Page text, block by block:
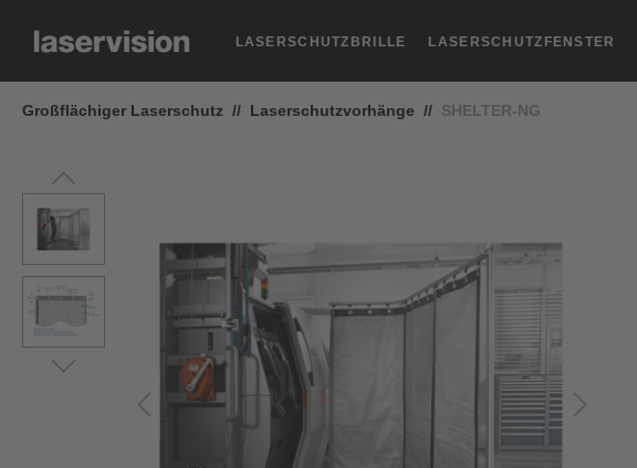
LASERSCHUTZBRILLE LASERSCHUTZFENSTER
Großflächiger Laserschutz // Laserschutzvorhänge // SHELTER-NG
Bildergalerie überspringen